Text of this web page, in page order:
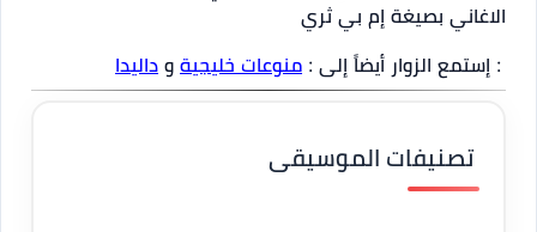
الاغاني بصيغة إم بي ثري
: إستمع الزوار أيضاً إلى : منوعات خليجيةو داليدا
تصنيفات الموسيقى